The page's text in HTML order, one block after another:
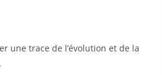
une trace de l’évolution et de la